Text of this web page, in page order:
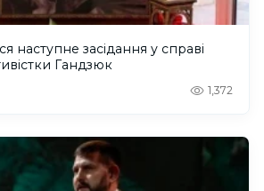
наступне засідання у справі
Гандзюк
1,372